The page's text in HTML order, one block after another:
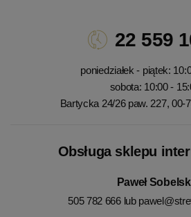
22 559
poniedziałek - piątek:
sobota: 10:00 -
Bartycka 24/26 paw. 227, 00-
Obsługa sklepu
Paweł
505 782 666 lub